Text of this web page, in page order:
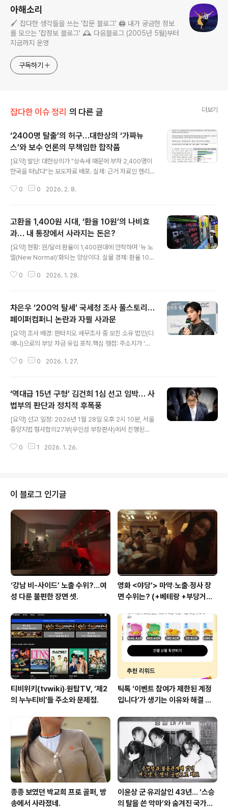
아해소리
🖌️ 잡다한 생각들을 쓰는 '잡문 블로그' 🖨️ 내가 궁금한 정보
를 모으는 '잡정보 블로그' 🕰️ 다음블로그 (2005년 5월)부터
지금까지 운영
구독하기
잡다한 이슈 정리 의 다른 글 더보기
‘2400명 탈출’의 허구…대한상의 ‘가짜뉴
스’와 보수 언론의 무책임한 합작품
[요약] 발단: 대한상의가 "상속세 때문에 부자 2,400명이
한국을 떠났다"는 보도자료 배포. 실체: 근거 자료인 헨리
속세' 언급 없음. 반박: 국세청 데이터 결과 실제 자산가 이
대한 비판 비등. 1. 신뢰도 낮은 ‘로비 업체 보고서’를 국가
정책 근거로 인용 대한상의는 지난 4일, 영국 이민 컨설팅
업체인 헨리앤파트너스의 보고서를 인용해 “2025년 한국
고액 자산가 순유출이 2400명에 달하며 이는 세계 4위 규
모”라고 주장했다. 이어 50~60%에 달하는 상속세가 자
본의 해외 이탈을 가속화하는 주된 요인이라는 분석을 덧
0 0 2026. 2. 8.
고환율 1,400원 시대, ‘환율 10원’의 나비효
과… 내 통장에서 사라지는 돈은?
[요약] 현황: 원/달러 환율이 1,400원대에 안착하며 '뉴 노
멀(New Normal)'화되는 양상이다. 실물 경제: 환율 10원
꼴로 인상 압박을 받는다. 추가 사례: 수입 과일 가격 상승,
지' 관점의 분할 환전과 고정금리 기반의 지출 설계가 필요
하다. 1. 전자제품 구매: ‘환율 10원’에 갈리는 가성비 애플
(Apple)을 비롯한 글로벌 IT 기업들은 환율 변동에 맞춰
국가별 출시가를 조정한다. 특히 1,000달러를 상회하는 고
가 기기일수록 10원의 변동은 가시적인 가격 차이를 만든
다. 아이폰 16 프로 맥스 ($..
0 0 2026. 1. 28.
차은우 ‘200억 탈세’ 국세청 조사 풀스토리…
페이퍼컴퍼니 논란과 자필 사과문
[요약] 조사 배경: 판타지오 세무조사 중 모친 소유 법인(디
애니)으로의 부당 자금 유입 포착.핵심 쟁점: 주소지가 '장
피 여부. 현재 상황: 군 복무 중 자필 사과문 발표 및 과세 전
가능성. 1. 서울지방국세청의 '정밀 타격': 어떻게 200억을
찾아냈나 서울지방국세청 조사4국의 이번 조사는 단순한
정기 세무조사가 아닌, 특정 혐의를 타깃으로 한 '심층 조
사'였다. 국세청은 소속사 판타지오와 차은우 개인, 그리고
가족 법인으로 이어지는 '수익 우회로'를 집중 분석했다.
▲ 3단계 정밀 조사 프로세스 ① 자금 흐름 ..
0 0 2026. 1. 27.
‘역대급 15년 구형’ 김건희 1심 선고 임박… 사
법부의 판단과 정치적 후폭풍
[요약] 선고 일정: 2026년 1월 28일 오후 2시 10분, 서울
중앙지법 형사합의27부(우인성 부장판사)에서 진행된다.
교 금품 수수(알선수재), 명태균 관련 정치자금법 위반 등
분에 대한 재수사 압박과 정교유착 심판이, 무죄 시 특검 무
용론과 정치적 역풍이 예상된다. 오는 1월 28일, 대한민국
사법부는 역사상 유례없는 판결을 내릴 예정이다. 민중기
특별검사팀이 기소한 김건희의 자본시장법 위반 및 특정범
죄가중처벌법상 알선수재 혐의 등에 대한 1심 선고가 내려
진다. 이번..
0 1 2026. 1. 26.
이 블로그 인기글
‘강남 비-사이드’ 노출 수위?…여
성 다룬 불편한 장면 셋.
영화 <야당’> 마약‧노출‧정사 장
면 수위는? (+베테랑 +부당거래
티비위키(tvwiki)‧원탑TV, ‘제2
의 누누티비’들 주소와 문제점.
틱톡 ‘이벤트 참여가 제한된 계정
입니다’가 생기는 이유와 해결 방
종종 보였던 박교희 프로 골퍼, 방
송에서 사라졌네.
이윤상 군 유괴살인 43년… ‘스승
의 탈을 쓴 악마’와 숨겨진 국가폭